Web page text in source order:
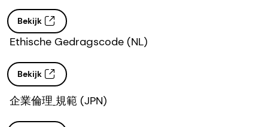
Bekijk
Ethische Gedragscode (NL)
Bekijk
企業倫理 規範 (JPN)